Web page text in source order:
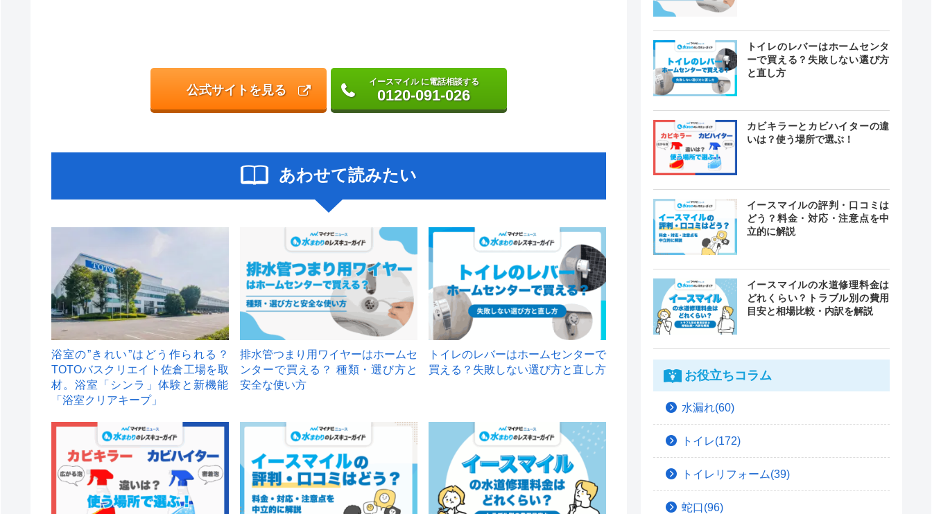
公式サイトを見る
イースマイル に電話相談する
0120-091-026
あわせて読みたい
浴室の”きれい”はどう作られる？
TOTOバスクリエイト佐倉工場を取
材。浴室「シンラ」体験と新機能
「浴室クリアキープ」
排水管つまり用ワイヤーはホームセ
ンターで買える？ 種類・選び方と
安全な使い方
トイレのレバーはホームセンターで
買える？失敗しない選び方と直し方
トイレのレバーはホームセンタ
ーで買える？失敗しない選び方
と直し方
カビキラーとカビハイターの違
いは？使う場所で選ぶ！
イースマイルの評判・口コミは
どう？料金・対応・注意点を中
立的に解説
イースマイルの水道修理料金は
どれくらい？トラブル別の費用
目安と相場比較・内訳を解説
お役立ちコラム
水漏れ(60)
トイレ(172)
トイレリフォーム(39)
蛇口(96)